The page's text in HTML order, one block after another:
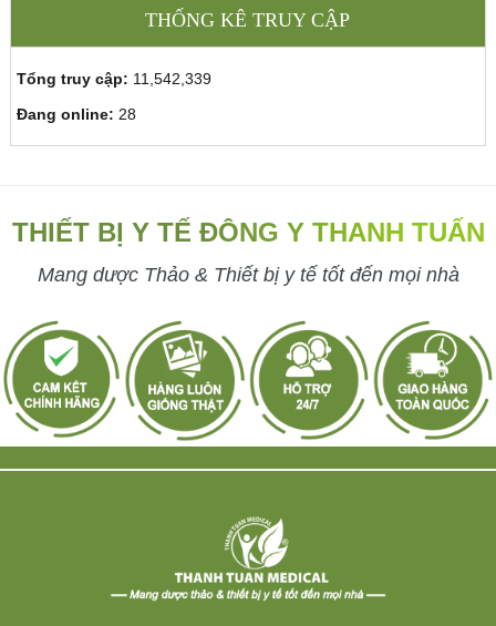
THỐNG KÊ TRUY CẬP
Tổng truy cập: 11,542,339
Đang online: 28
THIẾT BỊ Y TẾ ĐÔNG Y THANH TUẤN
Mang dược Thảo & Thiết bị y tế tốt đến mọi nhà